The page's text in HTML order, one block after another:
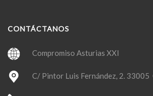
CONTÁCTANOS
Compromiso Asturias XXI
C/ Pintor Luis Fernández, 2. 33005